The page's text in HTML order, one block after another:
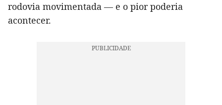
rodovia movimentada — e o pior poderia
acontecer.